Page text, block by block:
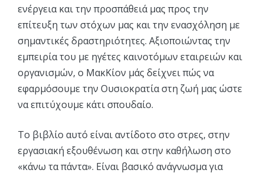
ενέργεια και την προσπάθειά μας προς την
επίτευξη των στόχων μας και την ενασχόληση με
σημαντικές δραστηριότητες. Αξιοποιώντας την
εμπειρία του με ηγέτες καινοτόμων εταιρειών και
οργανισμών, ο ΜακΚίον μάς δείχνει πώς να
εφαρμόσουμε την Ουσιοκρατία στη ζωή μας ώστε
να επιτύχουμε κάτι σπουδαίο.
Το βιβλίο αυτό είναι αντίδοτο στο στρες, στην
εργασιακή εξουθένωση και στην καθήλωση στο
«κάνω τα πάντα». Είναι βασικό ανάγνωσμα για